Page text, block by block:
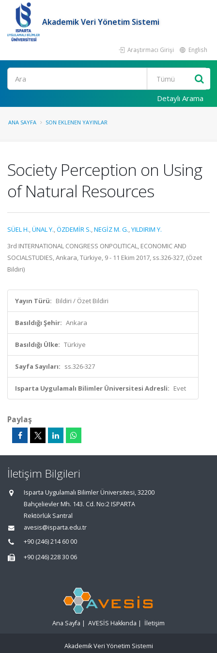
Akademik Veri Yönetim Sistemi
Araştırmacı Girişi English
Ara
Detaylı Arama
ANA SAYFA SON EKLENEN YAYINLAR
Society Perception on Using
of Natural Resources
SÜEL H.,ÜNAL Y.,ÖZDEMİR S.,NEGİZ M. G.,YILDIRIM Y.
3rd INTERNATIONAL CONGRESS ONPOLITICAL, ECONOMIC AND
SOCIALSTUDIES, Ankara, Türkiye, 9 - 11 Ekim 2017, ss.326-327, (Özet
Bildiri)
Yayın Türü: Bildiri / Özet Bildiri
Basıldığı Şehir: Ankara
Basıldığı Ülke: Türkiye
Sayfa Sayıları: ss.326-327
Isparta Uygulamalı Bilimler Üniversitesi Adresli: Evet
Paylaş
İletişim Bilgileri
Isparta Uygulamalı Bilimler Üniversitesi, 32200
Bahçelievler Mh. 143. Cd. No:2 ISPARTA
Rektörlük Santral
avesis@isparta.edu.tr
+90 (246) 214 60 00
+90 (246) 228 30 06
Ana Sayfa | AVESİS Hakkında | İletişim
Akademik Veri Yönetim Sistemi